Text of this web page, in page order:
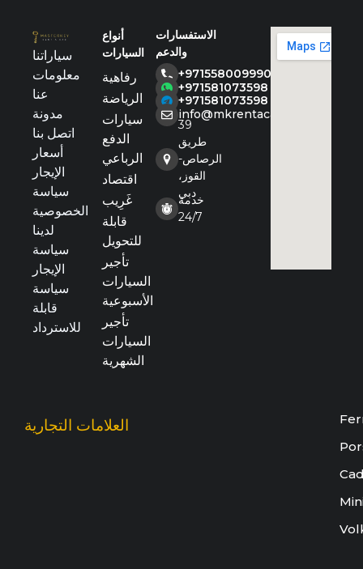
سياراتنا
معلومات
عنا
مدونة
اتصل بنا
أسعار
الإيجار
سياسة
الخصوصية
لدينا
سياسة
الإيجار
سياسة
قابلة
للاسترداد
أنواع
السيارات
رفاهية
الرياضة
سيارات
الدفع
الرباعي
اقتصاد
غَرِيب
قابلة
للتحويل
تأجير
السيارات
الأسبوعية
تأجير
السيارات
الشهرية
الاستفسارات
والدعم
+971558009990
+971581073598
+971581073598
info@mkrentacar.com
39
طريق
الرصاص-
القوز،
دبي
خدمة
24/7
العلامات التجارية